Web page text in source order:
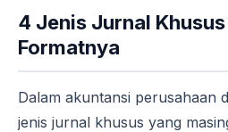
4 Jenis Jurnal
Formatnya
Dalam akuntansi perusahaan
jenis jurnal khusus yang